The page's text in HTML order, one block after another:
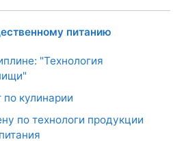
питанию
"Технология
кулинарии
по технологи продукции